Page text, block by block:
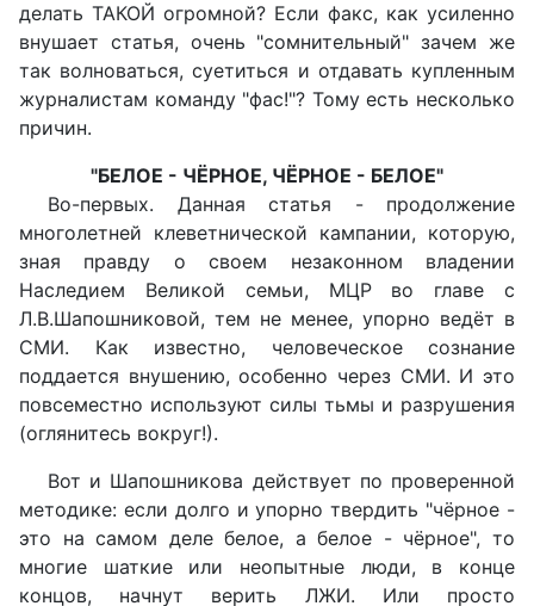
делать ТАКОЙ огромной? Если факс, как усиленно
внушает статья, очень "сомнительный" зачем же
так волноваться, суетиться и отдавать купленным
журналистам команду "фас!"? Тому есть несколько
причин.
"БЕЛОЕ - ЧЁРНОЕ, ЧЁРНОЕ - БЕЛОЕ"
Во-первых. Данная статья - продолжение
многолетней клеветнической кампании, которую,
зная правду о своем незаконном владении
Наследием Великой семьи, МЦР во главе с
Л.В.Шапошниковой, тем не менее, упорно ведёт в
СМИ. Как известно, человеческое сознание
поддается внушению, особенно через СМИ. И это
повсеместно используют силы тьмы и разрушения
(оглянитесь вокруг!).
Вот и Шапошникова действует по проверенной
методике: если долго и упорно твердить "чёрное -
это на самом деле белое, а белое - чёрное", то
многие шаткие или неопытные люди, в конце
концов, начнут верить ЛЖИ. Или просто